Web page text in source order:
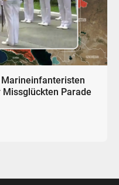
Marineinfanteristen
Parade